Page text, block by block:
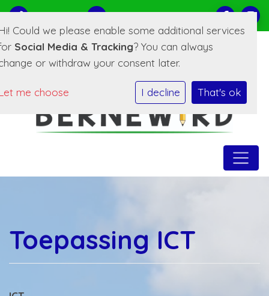
0519-221373 E-mailadres
Toepassing ICT
Could we please enable some additional services
Social Media & Tracking? You can always
or withdraw your consent later.
me choose I decline That's ok